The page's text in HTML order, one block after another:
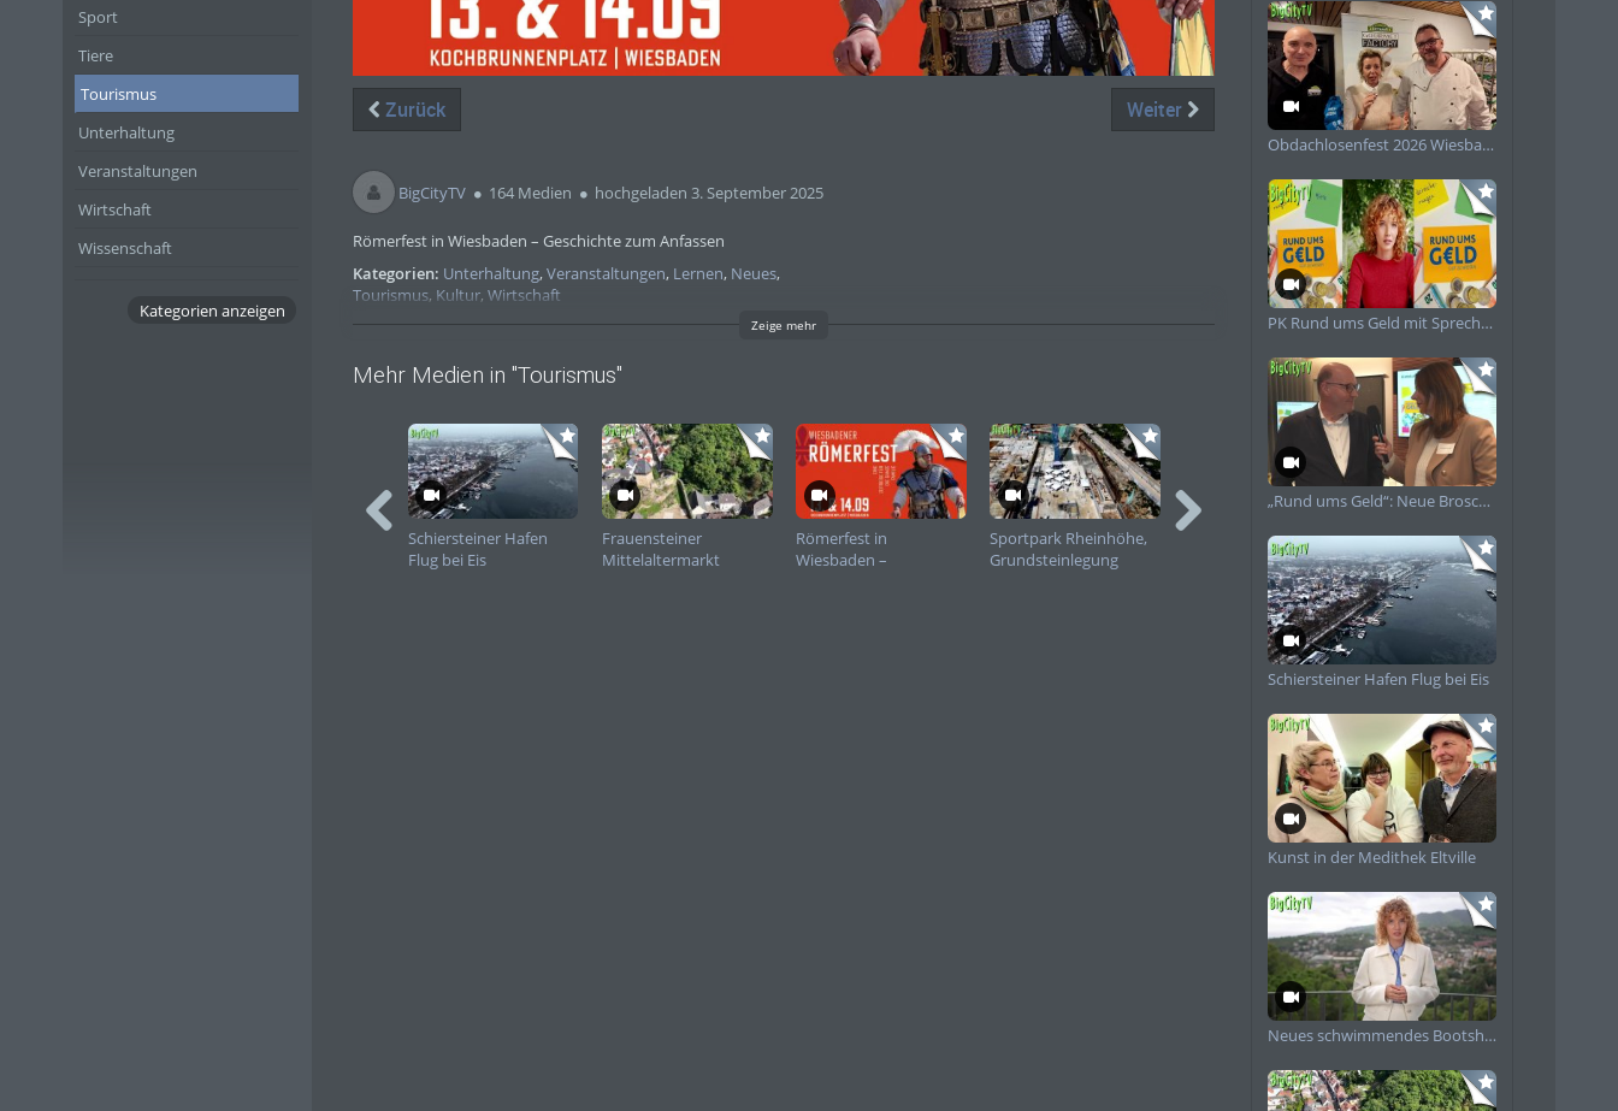
Sport
Tiere
Tourismus
Unterhaltung
Veranstaltungen
Wirtschaft
Wissenschaft
Kategorien anzeigen
Zurück Weiter
BigCityTV 164 Medien hochgeladen 3. September 2025
Römerfest in Wiesbaden – Geschichte zum Anfassen
Kategorien: Unterhaltung,Veranstaltungen, Lernen, Neues,
Tourismus, Kultur,Wirtschaft
Zeige mehr
Mehr Medien in "Tourismus"
Schiersteiner Hafen
Flug bei Eis
Frauensteiner
Mittelaltermarkt
Römerfest in
Wiesbaden –
Sportpark Rheinhöhe,
Grundsteinlegung
Sicherheitskonzept für
Wiesbadener Feste
Eröffnung 48.
Rheingauer Weinwoche
Obdachlosenfest 2026 Wiesbaden
PK Rund ums Geld mit Sprecherin
„Rund ums Geld“: Neue Broschüre informiert Frauen zu Finanzen
Schiersteiner Hafen Flug bei Eis
Kunst in der Medithek Eltville
Neues schwimmendes Bootshaus in Schierstein angekommen